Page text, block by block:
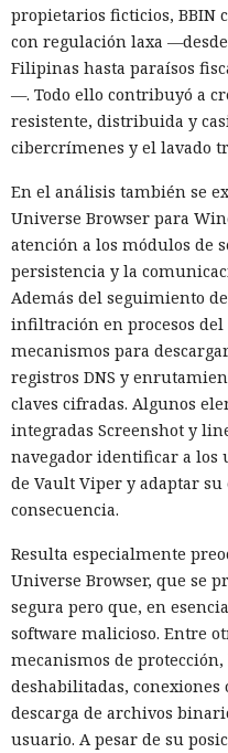
propietarios ficticios, BBIN
con regulación laxa
Filipinas hasta paraísos
—. Todo ello contribuyó a
resistente, distribuida y
cibercrímenes y el lavado
En el análisis también se
Universe Browser para
atención a los módulos de
persistencia y la
Además del seguimiento
infiltración en procesos
mecanismos para
registros DNS y
claves cifradas. Algunos
integradas Screenshot y
navegador identificar a los
de Vault Viper y adaptar
consecuencia.
Resulta especialmente
Universe Browser, que se
segura pero que, en
software malicioso. Entre
mecanismos de
deshabilitadas, conexiones
descarga de archivos
usuario. A pesar de su